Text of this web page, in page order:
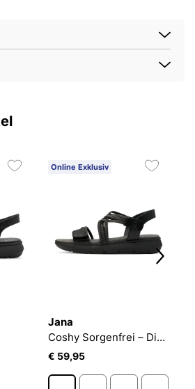
Online Exklusiv
Jana
Coshy Sorgenfrei – Die Hallux-freundliche Sandale
€ 59,95